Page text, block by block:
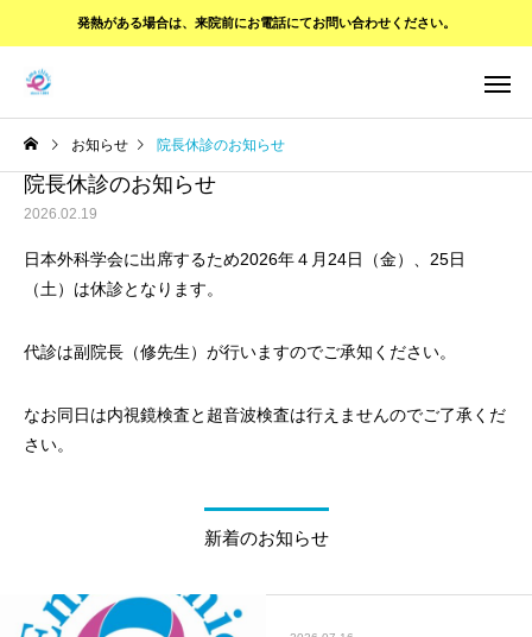
発熱がある場合は、 来院前にお電話にてお問い合わせください。
お知らせ 院長休診のお知らせ
院長休診のお知らせ
2026.02.19
日本外科学会に出席するため2026年４月24日（金）、25日
（土）は休診となります。
代診は副院長（修先生）が行いますのでご承知ください。
なお同日は内視鏡検査と超音波検査は行えませんのでご了承くだ
さい。
新着のお知らせ